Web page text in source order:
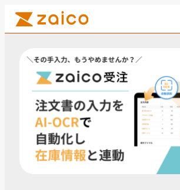
ZAICO
Corporate